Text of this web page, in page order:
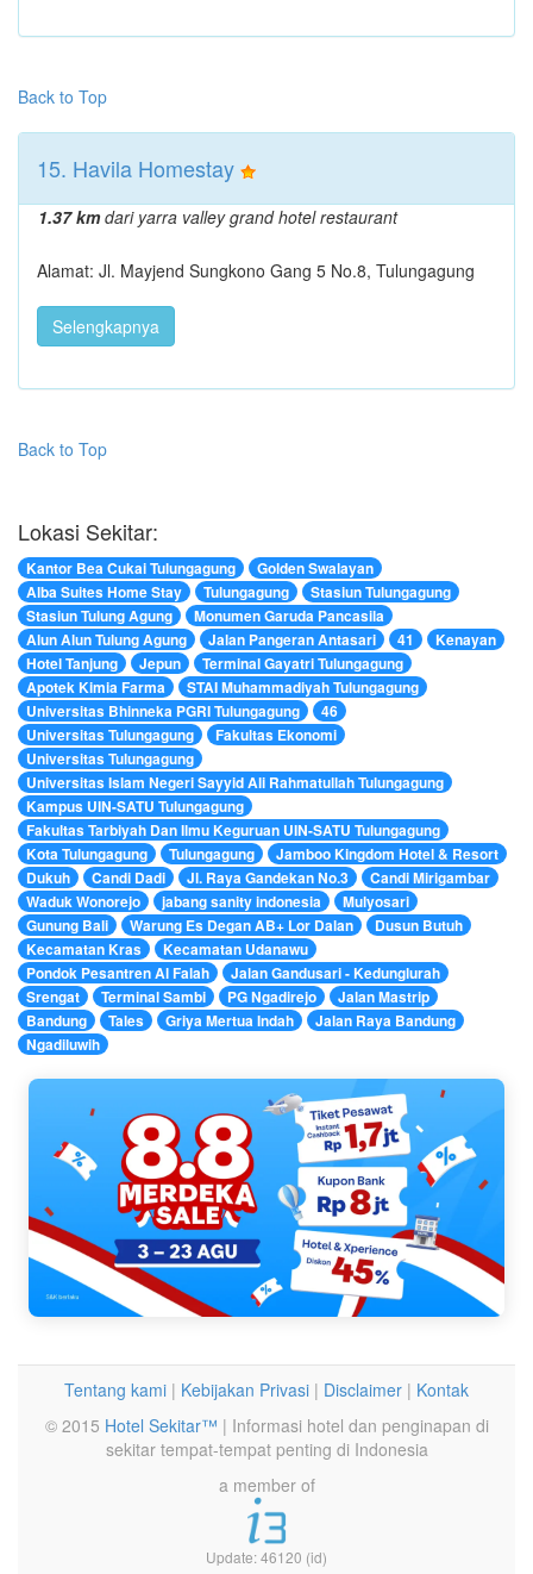
Back to Top
15. Havila Homestay
1.37 kmdari yarra valley grand hotel restaurant
Alamat: Jl. Mayjend Sungkono Gang 5 No.8, Tulungagung
Selengkapnya
Back to Top
Lokasi Sekitar:
Kantor Bea Cukai Tulungagung
Golden Swalayan
Alba Suites Home Stay
Tulungagung
Stasiun Tulungagung
Stasiun Tulung Agung
Monumen Garuda Pancasila
Alun Alun Tulung Agung
Jalan Pangeran Antasari 41
Kenayan
Hotel Tanjung
Jepun
Terminal Gayatri Tulungagung
Apotek Kimia Farma
STAI Muhammadiyah Tulungagung
Universitas Bhinneka PGRI Tulungagung
46
Universitas Tulungagung
Fakultas Ekonomi
Universitas Tulungagung
Universitas Islam Negeri Sayyid Ali Rahmatullah Tulungagung
Kampus UIN-SATU Tulungagung
Fakultas Tarbiyah Dan Ilmu Keguruan UIN-SATU Tulungagung
Kota Tulungagung
Tulungagung
Jamboo Kingdom Hotel & Resort
Dukuh
Candi Dadi Jl. Raya Gandekan No.3
Candi Mirigambar
Waduk Wonorejo
jabang sanity indonesia
Mulyosari
Gunung Bali
Warung Es Degan AB+ Lor Dalan
Dusun Butuh
Kecamatan Kras
Kecamatan Udanawu
Pondok Pesantren Al Falah
Jalan Gandusari - Kedunglurah
Srengat
Terminal Sambi PG Ngadirejo
Jalan Mastrip
Bandung
Tales Griya Mertua Indah
Jalan Raya Bandung
Ngadiluwih
Tentang kami | Kebijakan Privasi | Disclaimer | Kontak
© 2015 Hotel Sekitar™ | Informasi hotel dan penginapan di
sekitar tempat-tempat penting di Indonesia
a member of
Update: 46120 (id)